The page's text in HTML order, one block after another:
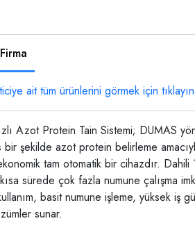
ait tüm ürünlerini görmek için tıklayın
Azot Protein Tain Sistemi; DUMAS
şekilde azot protein belirleme
tam otomatik bir cihazdır. Dahili
sürede çok fazla numune çalışma
basit numune işleme, yüksek iş
sunar.